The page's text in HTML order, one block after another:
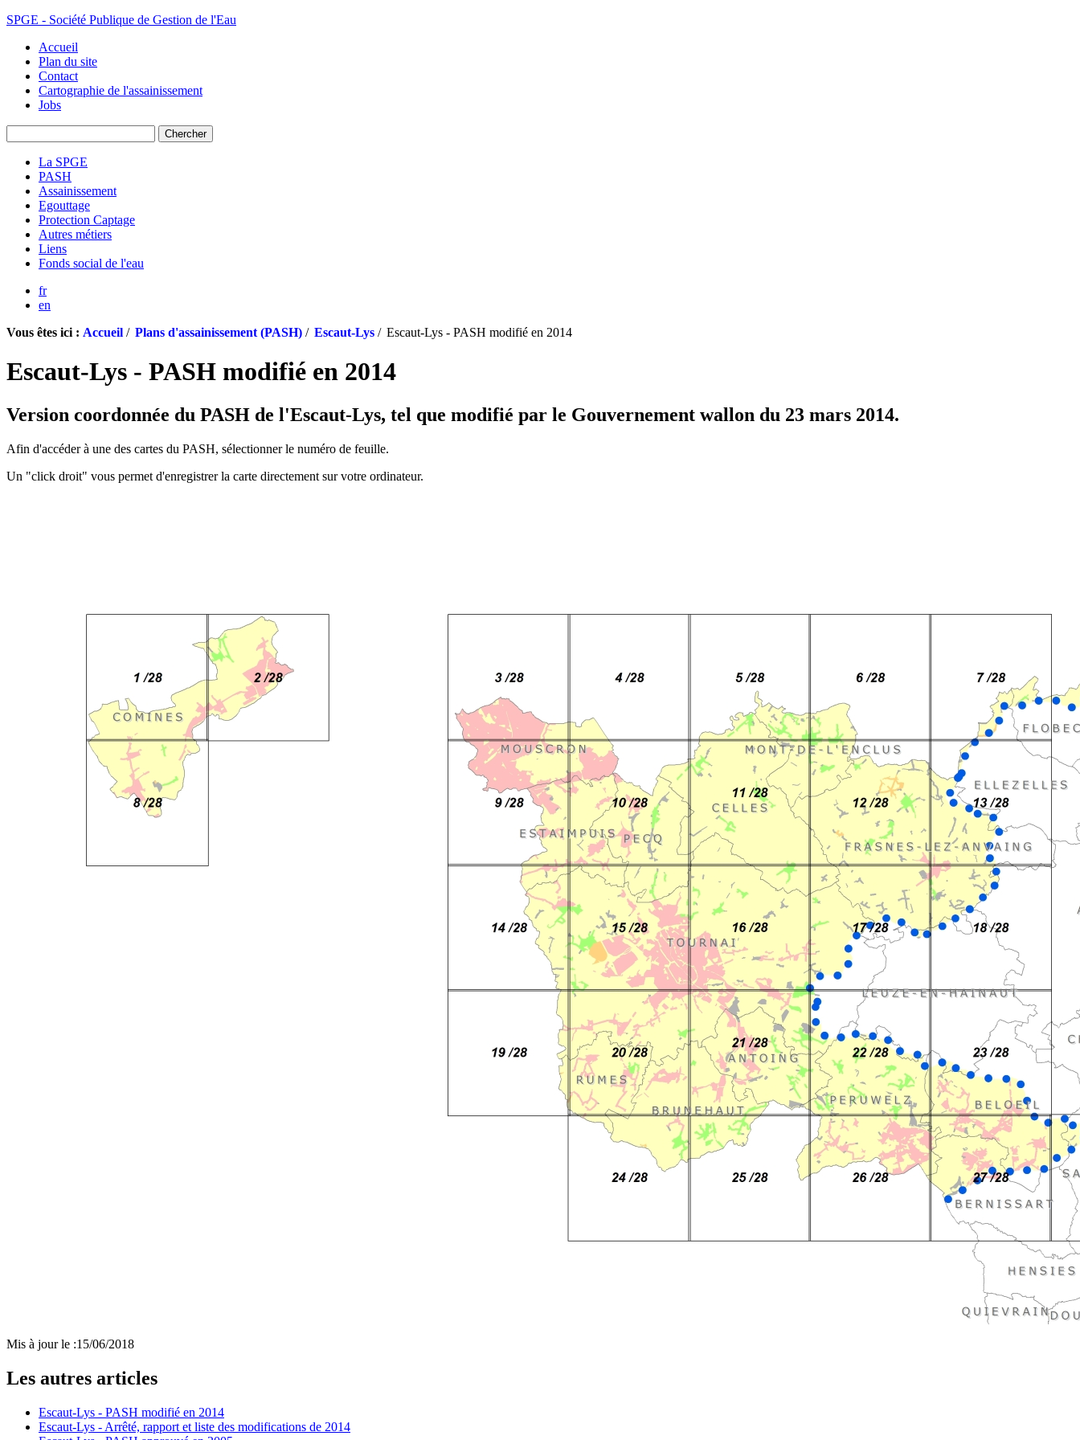
SPGE - Société Publique de Gestion de l'Eau
Accueil
Plan du site
Contact
Cartographie de l'assainissement
Jobs
La SPGE
PASH
Assainissement
Egouttage
Protection Captage
Autres métiers
Liens
Fonds social de l'eau
fr
en
Vous êtes ici : Accueil / Plans d'assainissement (PASH) / Escaut-Lys / Escaut-Lys - PASH modifié en 2014
Escaut-Lys - PASH modifié en 2014
Version coordonnée du PASH de l'Escaut-Lys, tel que modifié par le Gouvernement wallon du 23 mars 2014.
Afin d'accéder à une des cartes du PASH, sélectionner le numéro de feuille.
Un "click droit" vous permet d'enregistrer la carte directement sur votre ordinateur.
Mis à jour le :15/06/2018
Les autres articles
Escaut-Lys - PASH modifié en 2014
Escaut-Lys - Arrêté, rapport et liste des modifications de 2014